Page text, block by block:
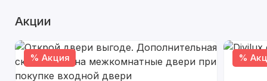
Акции
% Акция %